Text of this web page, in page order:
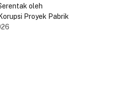
oleh
Proyek Pabrik